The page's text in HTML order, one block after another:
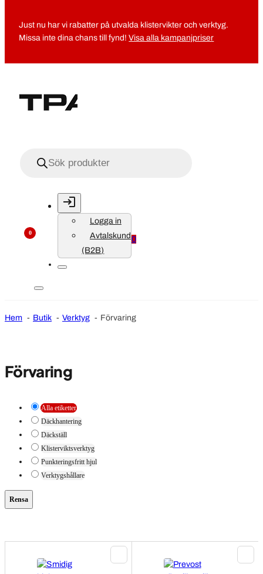
Just nu har vi rabatter på utvalda klistervikter och verktyg.
Missa inte dina chans till fynd!Visa alla kampanjpriser
Logga in
Avtalskund
(B2B)
0
0
Hem Butik Verktyg Förvaring
Förvaring
Alla etiketter
Däckhantering
Däckställ
Klisterviktsverktyg
Punkteringsfritt hjul
Verktygshållare
Rensa